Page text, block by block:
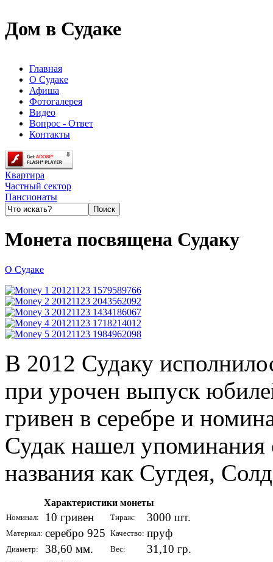
Дом в Судаке
Главная
О Судаке
Афиша
Фотогалерея
Видео
Вопрос - Ответ
Контакты
Квартира
Частный сектор
Пансионаты
Монета посвящена Судаку
О Судаке
В 2012 Судаку
при урочен выпуск
гривен в серебре и
Судак нашел упоминания
названия как Сугдея,
Характеристики монеты
Номинал: 10 гривен Тираж: 3000 шт.
Материал: серебро 925 Качество: пруф
Диаметр: 38,60 мм. Вес: 31,10 гр.